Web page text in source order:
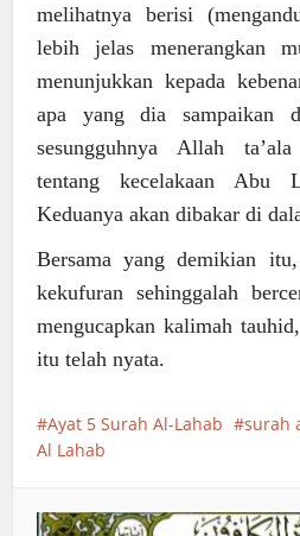
melihatnya berisi
lebih jelas menerangkan
menunjukkan kepada
apa yang dia sampaikan
sesungguhnya Allah
tentang kecelakaan Abu
Keduanya akan dibakar di
Bersama yang demikian
kekufuran sehinggalah
mengucapkan kalimah
itu telah nyata.
Ayat 5 Surah Al-Lahab surah
Al Lahab